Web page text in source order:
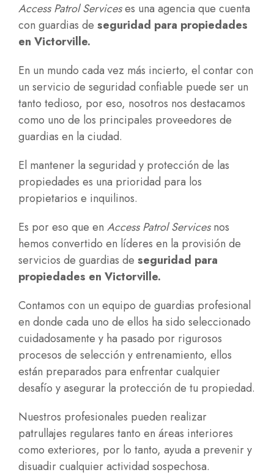
Access Patrol Serviceses una agencia que cuenta
con guardias de seguridad para propiedades
en Victorville.
En un mundo cada vez más incierto, el contar con
un servicio de seguridad confiable puede ser un
tanto tedioso, por eso, nosotros nos destacamos
como uno de los principales proveedores de
guardias en la ciudad.
El mantener la seguridad y protección de las
propiedades es una prioridad para los
propietarios e inquilinos.
Es por eso que en Access Patrol Servicesnos
hemos convertido en líderes en la provisión de
servicios de guardias de seguridad para
propiedades en Victorville.
Contamos con un equipo de guardias profesional
en donde cada uno de ellos ha sido seleccionado
cuidadosamente y ha pasado por rigurosos
procesos de selección y entrenamiento, ellos
están preparados para enfrentar cualquier
desafío y asegurar la protección de tu propiedad.
Nuestros profesionales pueden realizar
patrullajes regulares tanto en áreas interiores
como exteriores, por lo tanto, ayuda a prevenir y
disuadir cualquier actividad sospechosa.